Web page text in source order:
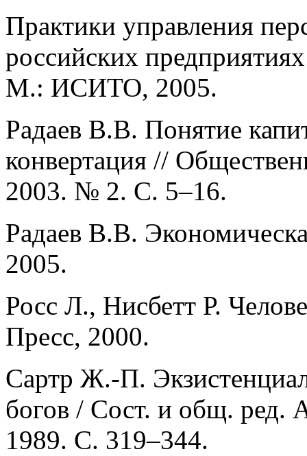
Практики управления
российских
М.: ИСИТО, 2005.
Радаев В.В. Понятие
конвертация //
2003. № 2. С. 5–16.
Радаев В.В.
2005.
Росс Л., Нисбетт Р.
Пресс, 2000.
Сартр Ж.-П.
богов / Сост. и общ. ред.
1989. C. 319–344.